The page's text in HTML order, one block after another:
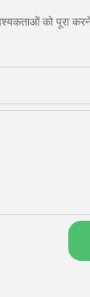
को पूरा